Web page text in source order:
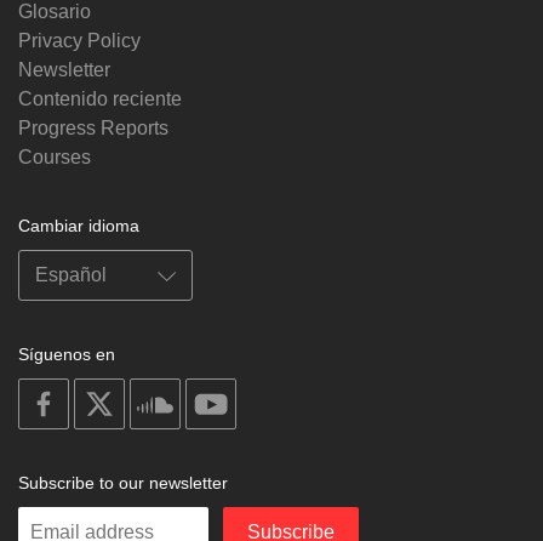
Glosario
Privacy Policy
Newsletter
Contenido reciente
Progress Reports
Courses
Cambiar idioma
Síguenos en
on
facebook
soundcloud
Subscribe to our newsletter
Enter
Subscribe